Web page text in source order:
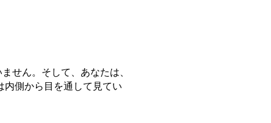
せん。そして、あなたは、
内側から目を通して見てい